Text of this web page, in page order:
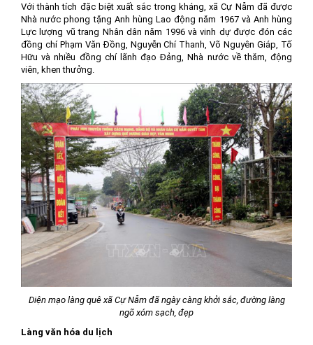
Với thành tích đặc biệt xuất sắc trong kháng, xã Cự Nẫm đã được
Nhà nước phong tặng Anh hùng Lao động năm 1967 và Anh hùng
Lực lượng vũ trang Nhân dân năm 1996 và vinh dự được đón các
đồng chí Phạm Văn Đồng, Nguyễn Chí Thanh, Võ Nguyên Giáp, Tố
Hữu và nhiều đồng chí lãnh đạo Đảng, Nhà nước về thăm, động
viên, khen thưởng.
Diện mạo làng quê xã Cự Nẫm đã ngày càng khởi sắc, đường làng
ngõ xóm sạch, đẹp
Làng văn hóa du lịch